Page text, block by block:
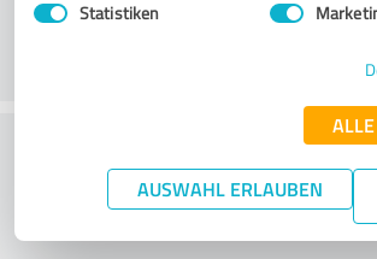
Statistiken
AUSWAHL ERLAUBEN
What do you think of
performance ratio?